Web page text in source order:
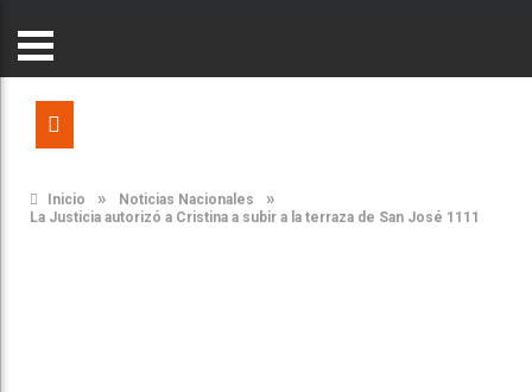
Inicio » Noticias Nacionales »
La Justicia autorizó a Cristina a subir a la terraza de San José 1111